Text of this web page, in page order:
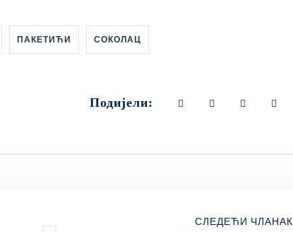
ПАКЕТИЋИ СОКОЛАЦ
Подијели:
СЛЕДЕЋИ ЧЛАНАК